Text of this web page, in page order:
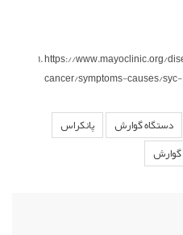
https://www.mayoclinic.org/
cancer/symptoms-causes/
دستگاه گوارش
پانکراس
گوارش